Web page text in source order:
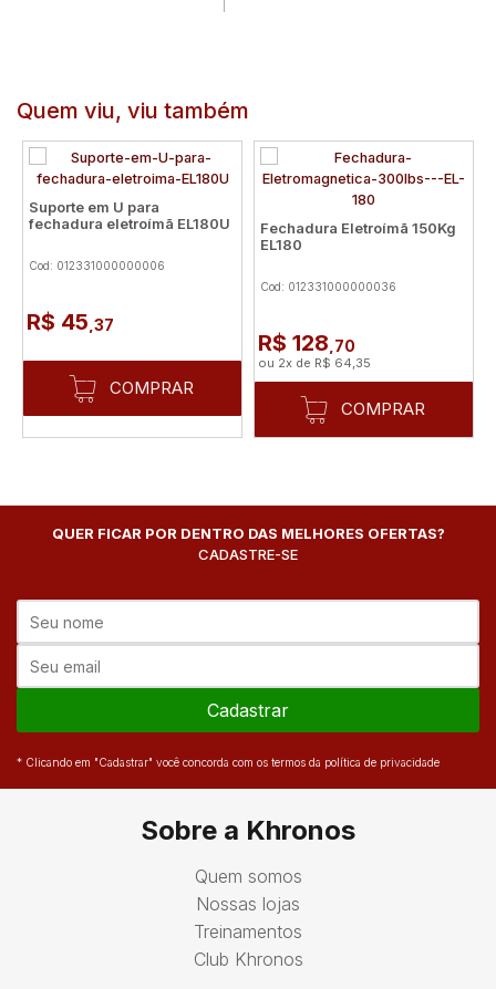
Quem viu, viu também
Suporte em U para
fechadura eletroí­mã EL180U
Cod: 012331000000006
R$ 45 ,37
COMPRAR
Fechadura Eletroímã 150Kg
EL180
Cod: 012331000000036
R$ 128 ,70
ou 2x de R$ 64,35
COMPRAR
QUER FICAR POR DENTRO DAS MELHORES OFERTAS?
CADASTRE-SE
Cadastrar
* Clicando em "Cadastrar" você concorda com os termos da política de privacidade
Sobre a Khronos
Quem somos
Nossas lojas
Treinamentos
Club Khronos